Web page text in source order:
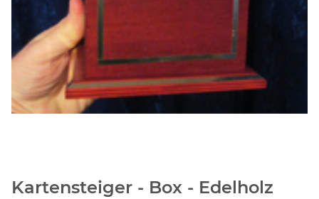
Kartensteiger - Box - Edelholz